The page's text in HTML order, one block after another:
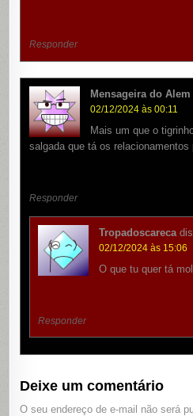
Responder
Mensageira do Alem
02/12/2024 às 00:11
Mais um que o
salgada que tá os relacionamentos
Responder
Tropadoscareca
02/12/2024 às 15:06
O que tu quer tá
Responder
Deixe um comentário
O seu endereço de e-mail não será